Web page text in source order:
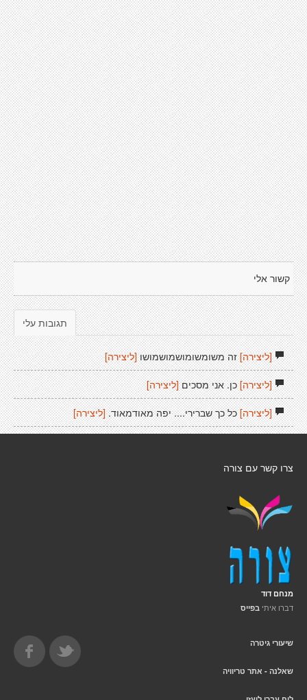
קשור אלי
תגובות עלי
[ליצירה]זה משומשומושמושמושו [ליצירה]
[ליצירה]כן. אני מסכים [ליצירה]
[ליצירה]כל כך שברירי.... יפה מאודמאוד. [ליצירה]
צרו קשר עם צורה
מנחם דוד
דברו איתי בפייס
שיעורי גיטרה
שאלנה - אתר טריוויה